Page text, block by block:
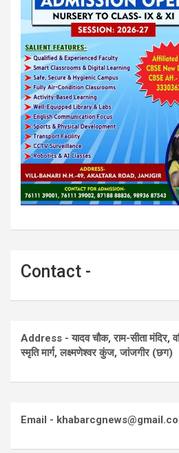
Contact -
Address - यादव चौक, राम-सीता मंदिर,
स्मृति मार्ग, लक्ष्मणेश्वर कुंज, जांजगीर (छग)
Email -